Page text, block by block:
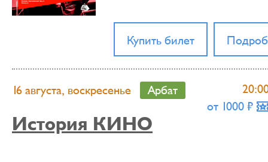
Купить билет
16 августа, воскресенье Арбат
от 1000 ₶
История КИНО